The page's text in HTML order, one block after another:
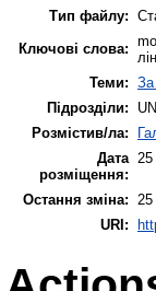
Тип файлу:
Ключові слова:
Теми:
Підрозділи:
Розмістив/ла:
Дата
розміщення:
Остання зміна:
URI: